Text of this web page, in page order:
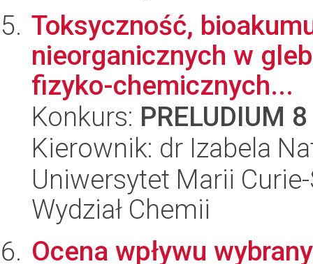
Toksyczność,
nieorganicznych w
fizyko-chemicznych...
Konkurs: PRELUDIUM 8
Kierownik: dr Izabela
Uniwersytet Marii
Wydział Chemii
Ocena wpływu